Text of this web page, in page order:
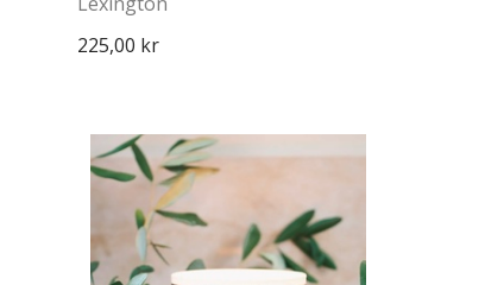
225,00 kr